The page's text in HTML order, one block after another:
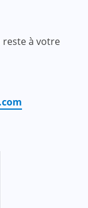
reste à votre